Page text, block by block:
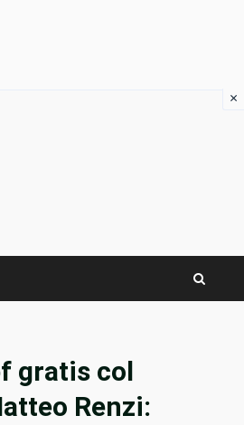
gratis col
Renzi:
×